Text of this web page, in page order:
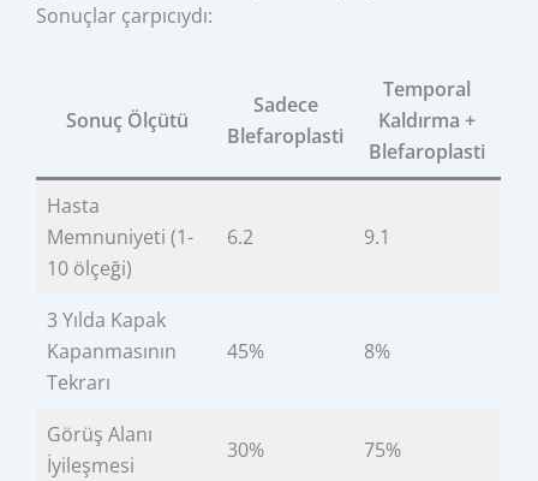
Sonuçlar çarpıcıydı:
Sonuç Ölçütü
Sadece
Blefaroplasti
Temporal
Kaldırma +
Blefaroplasti
Hasta
Memnuniyeti (1-
10 ölçeği)
6.2 9.1
3 Yılda Kapak
Kapanmasının
Tekrarı
45% 8%
Görüş Alanı
İyileşmesi
30% 75%